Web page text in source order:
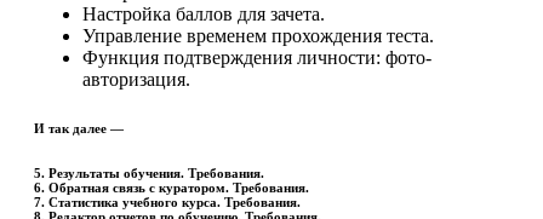
Настройка баллов для зачета.
Управление временем прохождения теста.
Функция подтверждения личности: фото-
авторизация.
И так далее —
5. Результаты обучения. Требования.
6. Обратная связь с куратором. Требования.
7. Статистика учебного курса. Требования.